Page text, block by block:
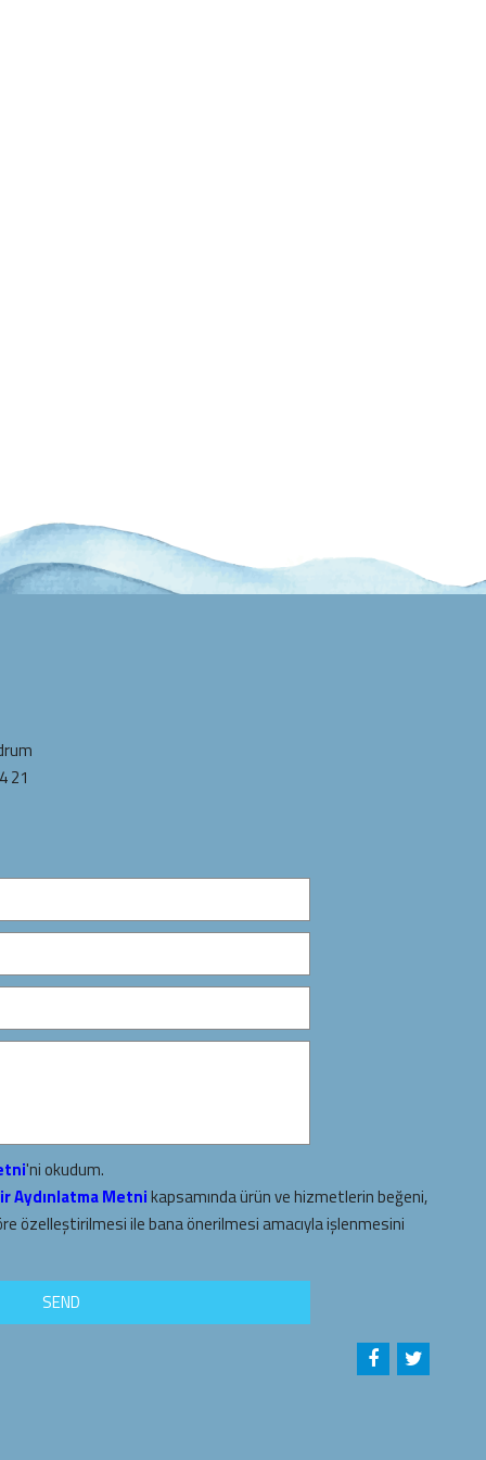
21
'ni okudum.
Aydınlatma Metnikapsamında ürün ve hizmetlerin beğeni,
özelleştirilmesi ile bana önerilmesi amacıyla işlenmesini
SEND